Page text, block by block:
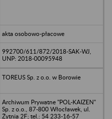
akta osobowo-płacowe
992700/611/872/2018-SAK-WJ,
UNP: 2018-00095948
TOREUS Sp. z o.o. w Borowie
Archiwum Prywatne "POL-KAIZEN"
Sp. z o.o., 87-800 Włocławek, ul.
Żytnia 2F; tel.: 54 233-16-57